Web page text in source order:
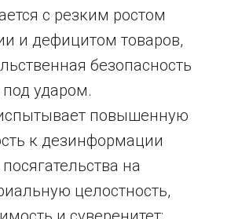
с резким ростом
и дефицитом товаров,
безопасность
ударом.
повышенную
к дезинформации
на
целостность,